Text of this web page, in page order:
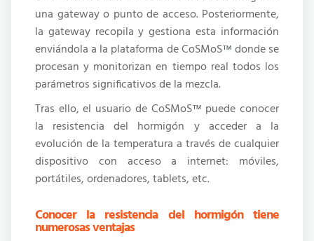
una gateway o punto de acceso. Posteriormente,
la gateway recopila y gestiona esta información
enviándola a la plataforma de CoSMoS™ donde se
procesan y monitorizan en tiempo real todos los
parámetros significativos de la mezcla.
Tras ello, el usuario de CoSMoS™ puede conocer
la resistencia del hormigón y acceder a la
evolución de la temperatura a través de cualquier
dispositivo con acceso a internet: móviles,
portátiles, ordenadores, tablets, etc.
Conocer la resistencia del hormigón tiene
numerosas ventajas